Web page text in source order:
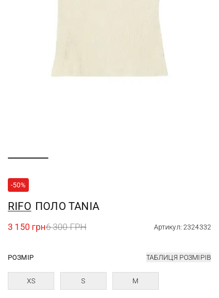
-50%
RIFO ПОЛО TANIA
3 150 грн6 300 ГРН Артикул: 2324332
РОЗМІР ТАБЛИЦЯ РОЗМІРІВ
XS S M